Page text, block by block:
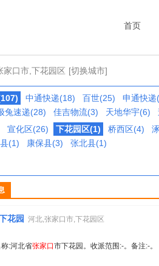
首页
家口市,下花园区 [切换城市]
中通快递(18) 百世(25)
申通快递
兔速递(28) 佳吉物流(3) 天地华宇(6)
宣化区(26) 下花园区(1) 桥西区(4)
(1) 康保县(3)
张北县(1)
花园 河北,张家口市,下花园区
:河北省张家口市下花园。收派范围:-。备注:-